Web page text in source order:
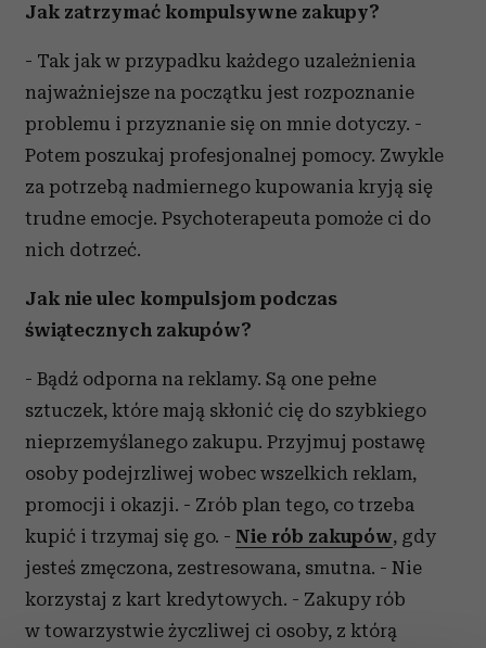
Jak zatrzymać kompulsywne zakupy?
- Tak jak w przypadku każdego uzależnienia
najważniejsze na początku jest rozpoznanie
problemu i przyznanie się on mnie dotyczy. -
Potem poszukaj profesjonalnej pomocy. Zwykle
za potrzebą nadmiernego kupowania kryją się
trudne emocje. Psychoterapeuta pomoże ci do
nich dotrzeć.
Jak nie ulec kompulsjom podczas
świątecznych zakupów?
- Bądź odporna na reklamy. Są one pełne
sztuczek, które mają skłonić cię do szybkiego
nieprzemyślanego zakupu. Przyjmuj postawę
osoby podejrzliwej wobec wszelkich reklam,
promocji i okazji. - Zrób plan tego, co trzeba
kupić i trzymaj się go. - Nie rób zakupów, gdy
jesteś zmęczona, zestresowana, smutna. - Nie
korzystaj z kart kredytowych. - Zakupy rób
w towarzystwie życzliwej ci osoby, z którą